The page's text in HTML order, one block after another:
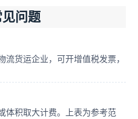
问题
货运企业，可开增值税发票，
体积取大计费。上表为参考范